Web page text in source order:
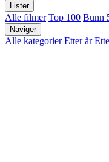
Lister
Alle filmer Top 100 Bunn
Naviger
Alle kategorier Etter år